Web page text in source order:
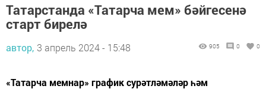
Татарстанда «Татарча мем» бәйгесенә
старт бирелә
автор, 3 апрель 2024 - 15:48 905 0 0
«Татарча мемнар» график сурәтләмәләр һәм